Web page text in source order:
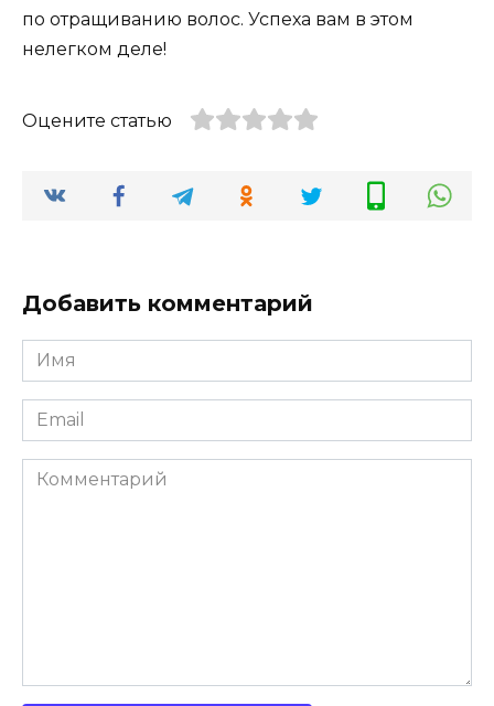
по отращиванию волос. Успеха вам в этом
нелегком деле!
Оцените статью
Добавить комментарий
Имя
*
Email
*
Комментарий